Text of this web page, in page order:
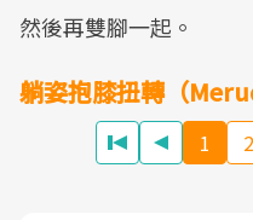
然後再雙腳一起。
躺姿抱膝扭轉（
1 2